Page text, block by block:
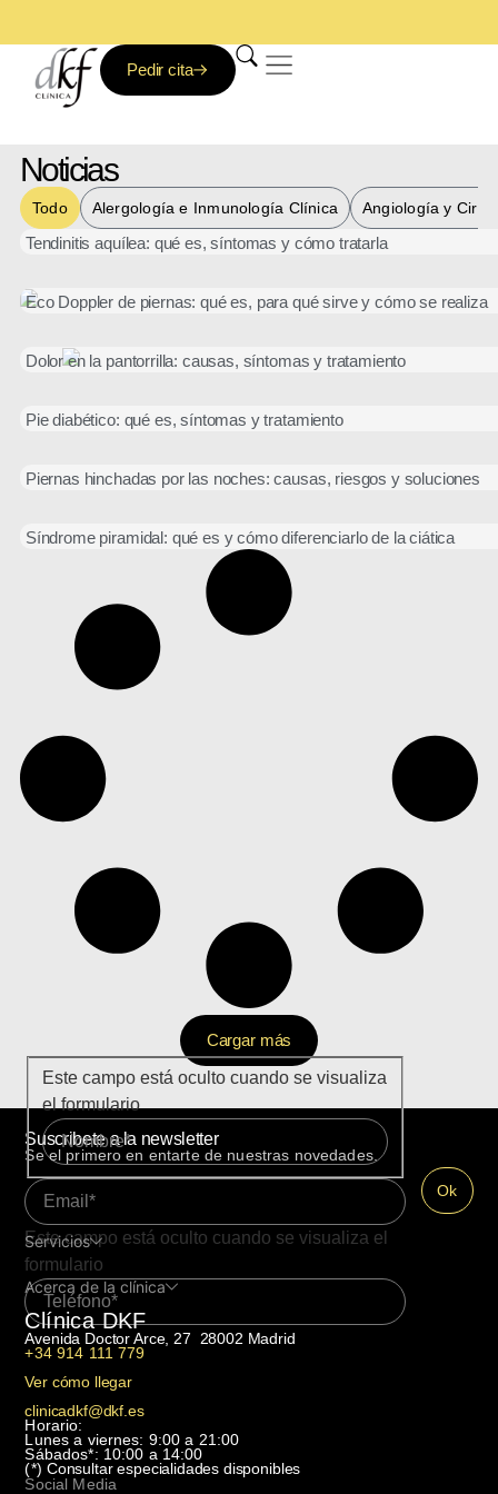
Clínica DKF: Nadie te trata mejor
Pedir cita
Noticias
Alergología e Inmunología Clínica Angiología y
Todo
Tendinitis aquílea: qué es, síntomas y cómo tratarla
Eco Doppler de piernas: qué es, para qué sirve y cómo se realiza
Dolor en la pantorrilla: causas, síntomas y tratamiento
Pie diabético: qué es, síntomas y tratamiento
Piernas hinchadas por las noches: causas, riesgos y soluciones
Síndrome piramidal: qué es y cómo diferenciarlo de la ciática
Cargar más
Clínica DKF
Avenida Doctor Arce, 27 28002 Madrid
+34 914 111 779
Ver cómo llegar
clinicadkf@dkf.es
Horario:
Lunes a viernes: 9:00 a 21:00
Sábados*: 10:00 a 14:00
(*) Consultar especialidades disponibles
Social Media
Suscribete a la newsletter
Se el primero en entarte de nuestras novedades.
Este campo está oculto cuando se visualiza
el formulario
Este campo está oculto cuando se visualiza el
formulario
Servicios
Acerca de la clínica